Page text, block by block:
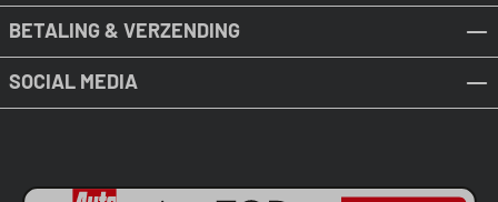
BETALING & VERZENDING
SOCIAL MEDIA